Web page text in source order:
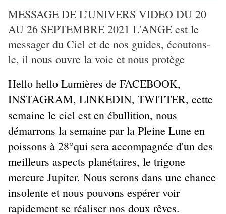
MESSAGE DE L’UNIVERS VIDEO DU 20
AU 26 SEPTEMBRE 2021 L'ANGE est le
messager du Ciel et de nos guides, écoutons-
le, il nous ouvre la voie et nous protège
Hello hello Lumières de FACEBOOK,
INSTAGRAM, LINKEDIN, TWITTER, cette
semaine le ciel est en ébullition, nous
démarrons la semaine par la Pleine Lune en
poissons à 28°qui sera accompagnée d'un des
meilleurs aspects planétaires, le trigone
mercure Jupiter. Nous serons dans une chance
insolente et nous pouvons espérer voir
rapidement se réaliser nos doux rêves.